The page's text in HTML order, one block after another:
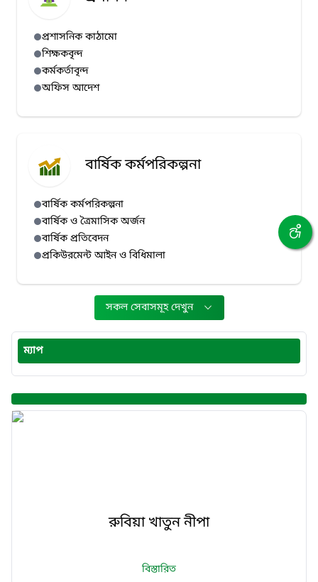
প্রশাসনিক কাঠামো
শিক্ষকবৃন্দ
কর্মকর্তাবৃন্দ
অফিস আদেশ
বার্ষিক কর্মপরিকল্পনা
বার্ষিক কর্মপরিকল্পনা
বার্ষিক ও ত্রৈমাসিক অর্জন
বার্ষিক প্রতিবেদন
প্রকিউরমেন্ট আইন ও বিধিমালা
সকল সেবাসমূহ দেখুন
ম্যাপ
রুবিয়া খাতুন নীপা
বিস্তারিত